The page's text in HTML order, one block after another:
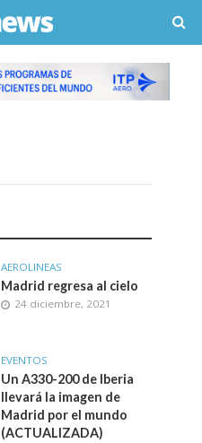
AEROLINEAS
Madrid regresa al cielo
24 diciembre, 2021
EVENTOS
Un A330-200 de Iberia
llevará la imagen de
Madrid por el mundo
(ACTUALIZADA)